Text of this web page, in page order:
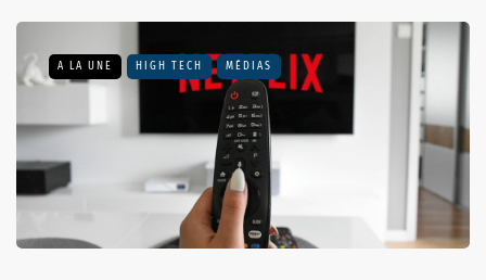
A LA UNE HIGH TECH MÉDIAS